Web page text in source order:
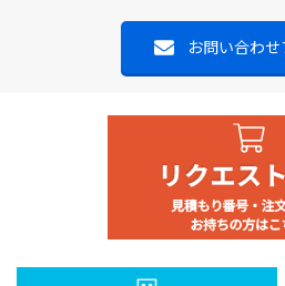
お問い合わ